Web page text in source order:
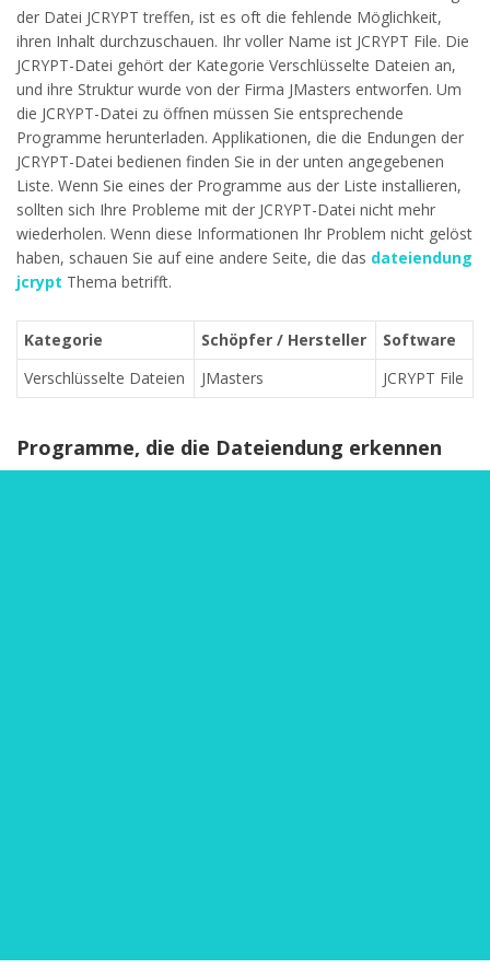
der Datei JCRYPT treffen, ist es oft die fehlende Möglichkeit,
ihren Inhalt durchzuschauen. Ihr voller Name ist JCRYPT File. Die
JCRYPT-Datei gehört der Kategorie Verschlüsselte Dateien an,
und ihre Struktur wurde von der Firma JMasters entworfen. Um
die JCRYPT-Datei zu öffnen müssen Sie entsprechende
Programme herunterladen. Applikationen, die die Endungen der
JCRYPT-Datei bedienen finden Sie in der unten angegebenen
Liste. Wenn Sie eines der Programme aus der Liste installieren,
sollten sich Ihre Probleme mit der JCRYPT-Datei nicht mehr
wiederholen. Wenn diese Informationen Ihr Problem nicht gelöst
haben, schauen Sie auf eine andere Seite, die das dateiendung
jcrypt Thema betrifft.
Kategorie Schöpfer / Hersteller
Software
Verschlüsselte Dateien
JMasters JCRYPT File
Programme, die die Dateiendung erkennen